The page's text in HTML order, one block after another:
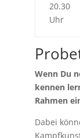
20.30
Uhr
Wenn Du
kennen
Rahmen
Dabei